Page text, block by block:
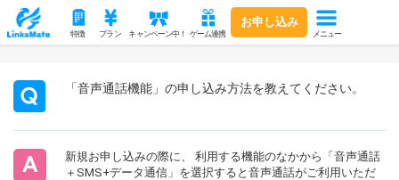
特徴 プラン キャンペーン中！ ゲーム連携
お申し込み
メニュー
「音声通話機能」の申し込み方法を教えてください。
新規お申し込みの際に、 利用する機能のなかから「音声通話
＋SMS+データ通信」を選択すると音声通話がご利用いただ